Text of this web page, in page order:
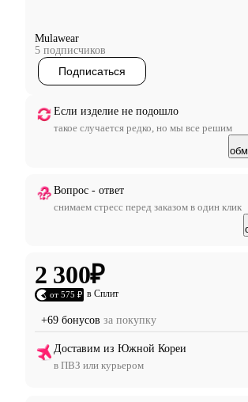
Mulawear
5 подписчиков
Подписаться
Если изделие не подошло
такое случается редко, но мы все решим
Вопрос - ответ
снимаем стресс перед заказом в один клик
2 300₽
от 575 ₽ в Сплит
+69 бонусов за покупку
Доставим из Южной Кореи
в ПВЗ или курьером